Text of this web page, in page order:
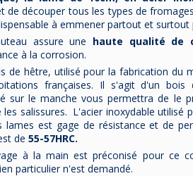
a
STAUB
.
vos
fonte
en
50€
HT
rechange
- pour brosse à
vaisselle Andrée
Jardin
bois de hêtre.
La livraison est
gratuite pour la France
métropolitaine
6,50 € HT
de découper tous les types de
à emmener partout et surtout
assure une haute qualité de
à la corrosion.
de hêtre, utilisé pour la fabrication du
françaises. Il s'agit d'un
sur le manche vous permettra de le
les salissures. L'acier inoxydable utilisé
lames est gage de résistance et de
de 55-57HRC.
à la main est préconisé pour ce
particulier n'est demandé.